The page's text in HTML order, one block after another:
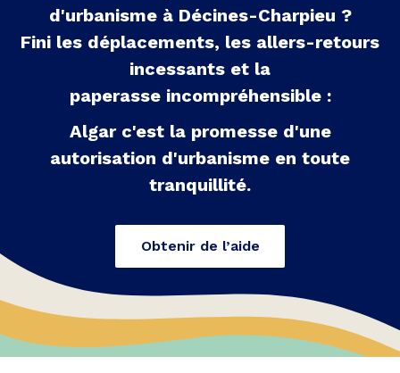
d'urbanisme à Décines-Charpieu ?
Fini les déplacements, les allers-retours
incessants et la
paperasse incompréhensible :
Algar c'est la promesse d'une
autorisation d'urbanisme en toute
tranquillité.
Obtenir de l’aide